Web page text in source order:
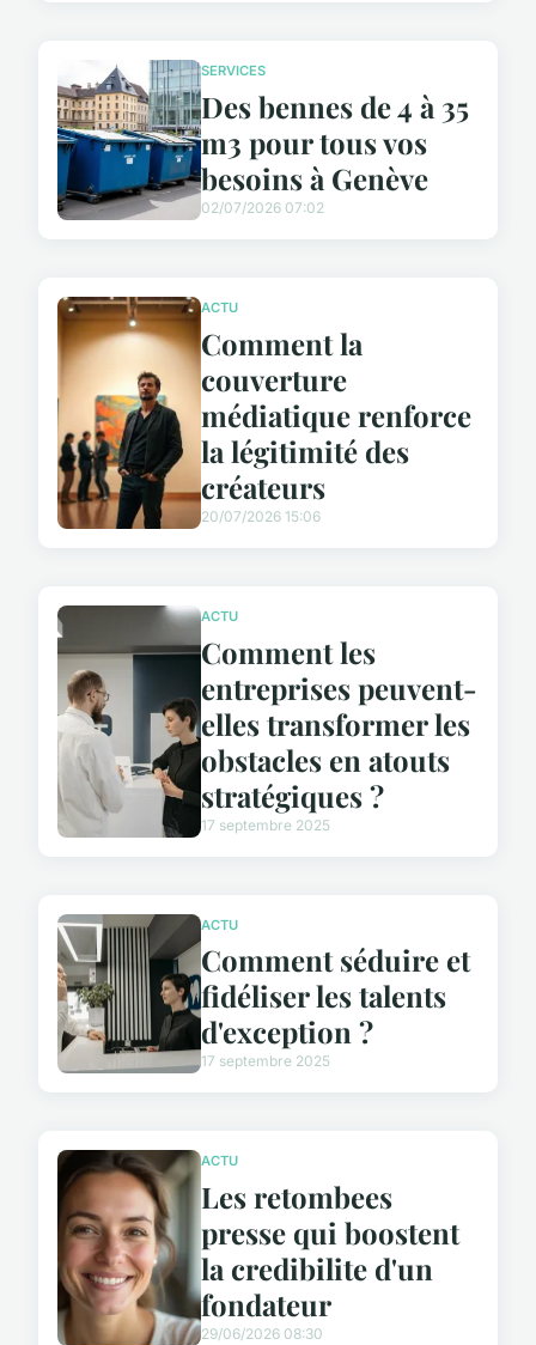
SERVICES
Des bennes de 4 à 35
m3 pour tous vos
besoins à Genève
02/07/2026 07:02
ACTU
Comment la
couverture
médiatique renforce
la légitimité des
créateurs
20/07/2026 15:06
ACTU
Comment les
entreprises peuvent-
elles transformer les
obstacles en atouts
stratégiques ?
17 septembre 2025
ACTU
Comment séduire et
fidéliser les talents
d'exception ?
17 septembre 2025
ACTU
Les retombees
presse qui boostent
la credibilite d'un
fondateur
29/06/2026 08:30